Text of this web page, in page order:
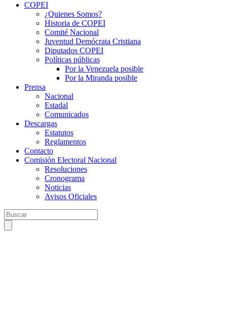
COPEI
¿Quienes Somos?
Historia de COPEI
Comité Nacional
Juventud Demócrata Cristiana
Diputados COPEI
Políticas públicas
Por la Venezuela posible
Por la Miranda posible
Prensa
Nacional
Estadal
Comunicados
Descargas
Estatutos
Reglamentos
Contacto
Comisión Electoral Nacional
Resoluciones
Cronograma
Noticias
Avisos Oficiales